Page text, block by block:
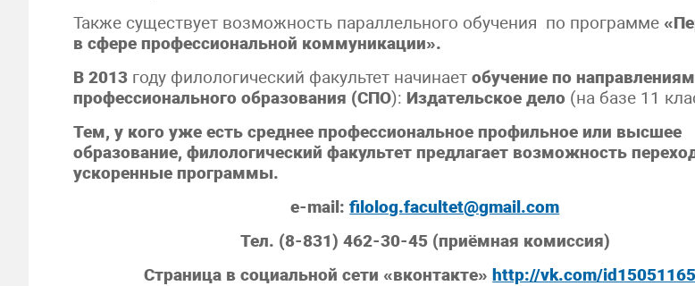
Также существует возможность параллельного обучения по программе
в сфере профессиональной коммуникации».
В 2013 году филологический факультет начинает обучение по
профессионального образования (СПО): Издательское дело (на базе 11
Тем, у кого уже есть среднее профессиональное профильное или высшее
образование, филологический факультет предлагает возможность
ускоренные программы.
e-mail:filolog.facultet@gmail.com
Тел. (8-831) 462-30-45 (приёмная комиссия)
Страница в социальной сети «вконтакте»http://vk.com/